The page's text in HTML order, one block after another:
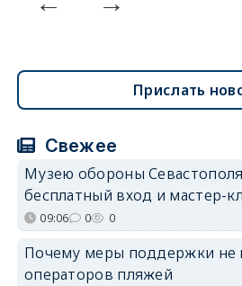
Прислать
Свежее
Музею обороны
бесплатный вход и мастер-
09:06 0 0
Почему меры поддержки не
операторов пляжей